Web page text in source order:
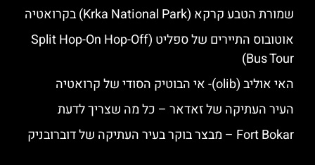
שמורת הטבע קרקא (Krka National Park) בקרואטיה
אוטובוס התיירים של ספליט (Split Hop-On Hop-Off
Bus Tour)
האי אוליב (olib)- אי הבוטיק הסודי של קרואטיה
העיר העתיקה של זאדאר – כל מה שצריך לדעת
Fort Bokar – מבצר בוקר בעיר העתיקה של דוברובניק